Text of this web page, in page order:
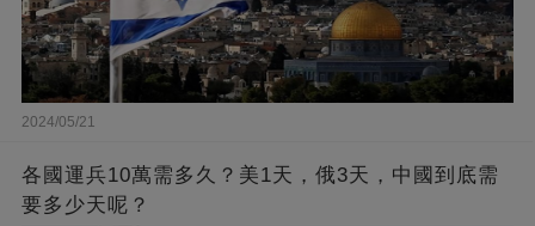
2024/05/21
各國運兵10萬需多久？美1天，俄3天，中國到底需
要多少天呢？